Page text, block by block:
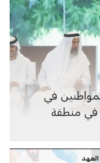
في
في منطقة
العهد